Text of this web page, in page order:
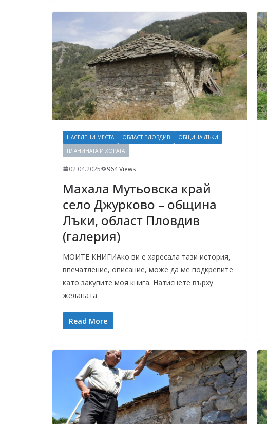
НАСЕЛЕНИ МЕСТА ОБЛАСТ ПЛОВДИВ
ОБЩИНА ЛЪКИ
ПЛАНИНАТА И ХОРАТА
02.04.2025 964 Views
Махала Мутьовска край
село Джурково – община
Лъки, област Пловдив
(галерия)
МОИТЕ КНИГИАко ви е харесала тази история,
впечатление, описание, може да ме подкрепите
като закупите моя книга. Натиснете върху
желаната
Read More